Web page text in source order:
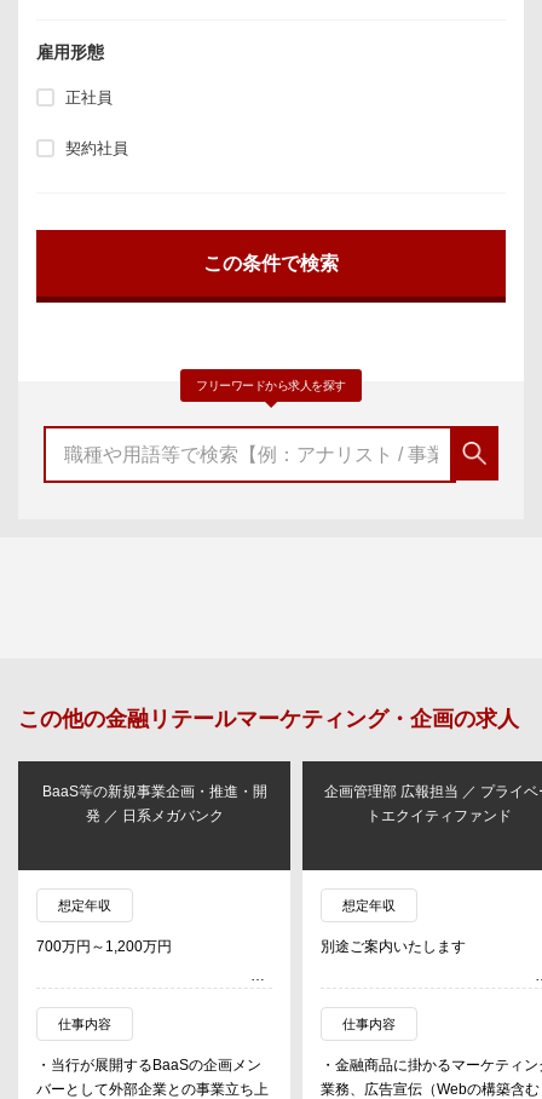
雇用形態
正社員
契約社員
フリーワードから求人を探す
この他の金融リテールマーケティング・企画の求人
BaaS等の新規事業企画・推進・開
発 ／ 日系メガバンク
想定年収
700万円～1,200万円
仕事内容
・当行が展開するBaaSの企画メン
バーとして外部企業との事業立ち上
企画管理部 広報担当 ／ プライベ
トエクイティファンド
想定年収
別途ご案内いたします
仕事内容
・金融商品に掛かるマーケティン
業務、広告宣伝（Webの構築含